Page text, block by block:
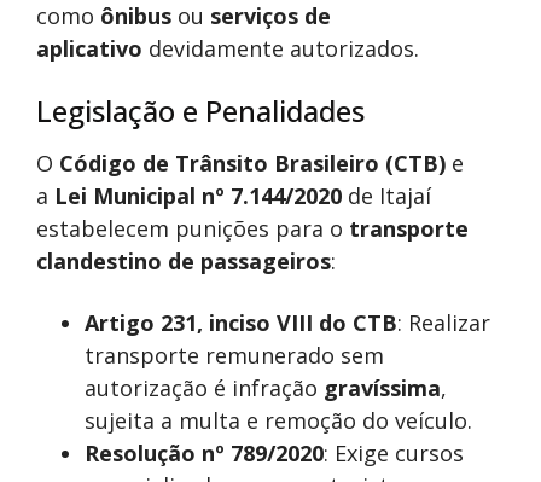
como ônibus ou serviços de
aplicativo devidamente autorizados.
Legislação e Penalidades
O Código de Trânsito Brasileiro (CTB) e
a Lei Municipal nº 7.144/2020 de Itajaí
estabelecem punições para o transporte
clandestino de passageiros:
Artigo 231, inciso VIII do CTB: Realizar
transporte remunerado sem
autorização é infração gravíssima,
sujeita a multa e remoção do veículo.
Resolução nº 789/2020: Exige cursos